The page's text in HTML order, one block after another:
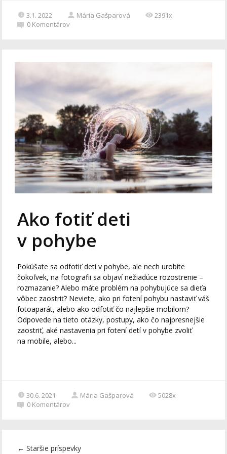
3.1. 2022 Mária Gašparová
2391x
0 Komentárov
Ako fotiť deti
v pohybe
Pokúšate sa odfotiť deti v pohybe, ale nech urobíte
čokoľvek, na fotografii sa objaví nežiadúce rozostrenie –
rozmazanie? Alebo máte problém na pohybujúce sa dieťa
vôbec zaostriť? Neviete, ako pri fotení pohybu nastaviť váš
fotoaparát, alebo ako odfotiť čo najlepšie mobilom?
Odpovede na tieto otázky, postupy, ako čo najpresnejšie
zaostriť, aké nastavenia pri fotení detí v pohybe zvoliť
na mobile, alebo...
30.6. 2021 Mária Gašparová
5028x
0 Komentárov
← Staršie príspevky